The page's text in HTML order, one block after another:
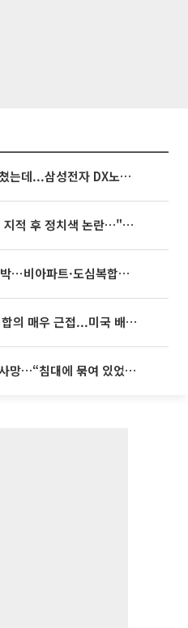
3445억 자사주 지급 마쳤는데...삼성전자 DX노조, 뒤늦은 '떼쓰기 집회'
김희철, '뒤집힌 태극기' 지적 후 정치색 논란…"좌우 떠나 우리나라 국기"
영끌 '주택공급' 대책 임박⋯비아파트·도심복합까지 총동원
이란 “호르무즈 새 항로 합의 매우 근접...미국 배상 먼저”
천안 교회서 11세 아동 사망…“침대에 묶여 있었다” 진술 확보